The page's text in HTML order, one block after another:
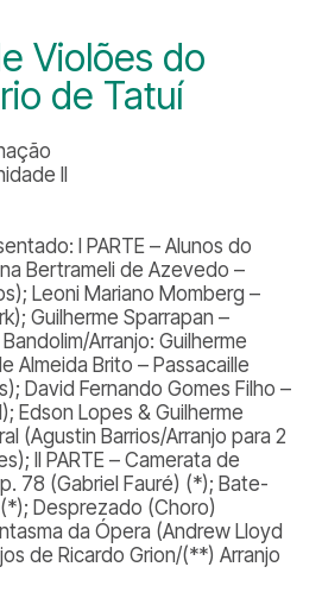
Violões do
de Tatuí
II
I PARTE – Alunos do
Bertrameli de Azevedo –
Leoni Mariano Momberg –
Guilherme Sparrapan –
Arranjo: Guilherme
Almeida Brito – Passacaille
David Fernando Gomes Filho –
Edson Lopes & Guilherme
(Agustin Barrios/Arranjo para 2
II PARTE – Camerata de
78 (Gabriel Fauré) (*); Bate-
Desprezado (Choro)
da Ópera (Andrew Lloyd
de Ricardo Grion/(**) Arranjo